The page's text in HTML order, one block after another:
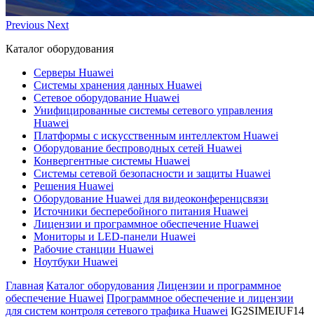
Previous Next
Каталог оборудования
Серверы Huawei
Системы хранения данных Huawei
Сетевое оборудование Huawei
Унифицированные системы сетевого управления
Huawei
Платформы с искусственным интеллектом Huawei
Оборудование беспроводных сетей Huawei
Конвергентные системы Huawei
Системы сетевой безопасности и защиты Huawei
Решения Huawei
Оборудование Huawei для видеоконференцсвязи
Источники бесперебойного питания Huawei
Лицензии и программное обеспечение Huawei
Мониторы и LED-панели Huawei
Рабочие станции Huawei
Ноутбуки Huawei
Главная Каталог оборудования Лицензии и программное
обеспечение Huawei Программное обеспечение и лицензии
для систем контроля сетевого трафика Huawei IG2SIMEIUF14